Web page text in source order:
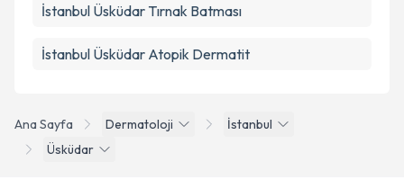
Ana Sayfa Dermatoloji
İstanbul
Üsküdar
İstanbul Üsküdar Tırnak Batması
İstanbul Üsküdar Atopik Dermatit